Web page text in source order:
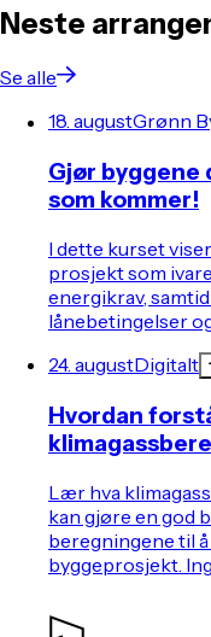
Neste
Se alle
18. augustGrønn
Gjør byggene
som kommer!
I dette kurset
prosjekt som
energikrav,
lånebetingelser
24. augustDigitalt
Hvordan
Lær hva
kan gjøre en god
beregningene til
byggeprosjekt.